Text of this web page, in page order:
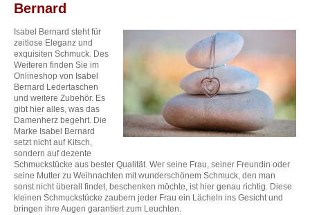
Bernard
Isabel Bernard steht für
zeitlose Eleganz und
exquisiten Schmuck. Des
Weiteren finden Sie im
Onlineshop von Isabel
Bernard Ledertaschen
und weitere Zubehör. Es
gibt hier alles, was das
Damenherz begehrt. Die
Marke Isabel Bernard
setzt nicht auf Kitsch,
sondern auf dezente
Schmuckstücke aus bester Qualität. Wer seine Frau, seiner Freundin oder
seine Mutter zu Weihnachten mit wunderschönem Schmuck, den man
sonst nicht überall findet, beschenken möchte, ist hier genau richtig. Diese
kleinen Schmuckstücke zaubern jeder Frau ein Lächeln ins Gesicht und
bringen ihre Augen garantiert zum Leuchten.